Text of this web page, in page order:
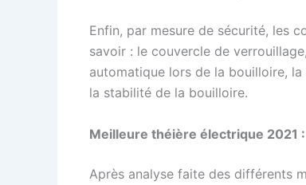
Enfin, par mesure de sécurité, les
savoir : le couvercle de
automatique lors de la bouilloire,
la stabilité de la bouilloire.
Meilleure théière électrique 2021
Après analyse faite des différents